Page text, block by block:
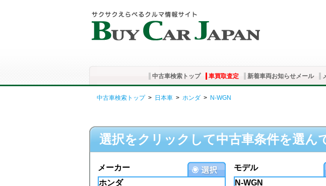
中古車検索トップ 車買取査定 新着車両お知らせメール
中古車検索トップ> 日本車 > ホンダ > N-WGN
選択をクリックして中古車条件を選ん
モデル
メーカー